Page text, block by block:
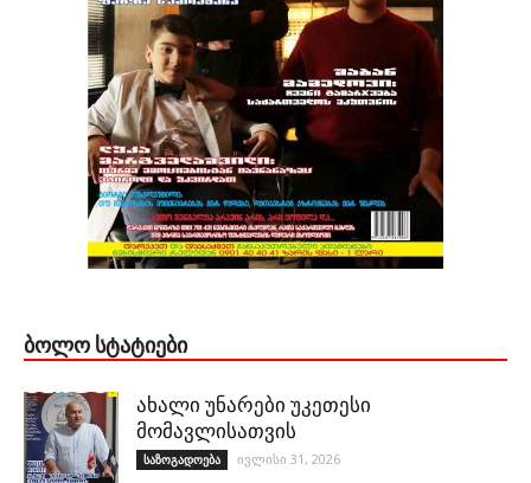
ᲑᲝᲚᲝ ᲡᲢᲐᲢᲘᲔᲑᲘ
ახალი უნარები უკეთესი
მომავლისათვის
საზოგადოება ივლისი 31, 2026